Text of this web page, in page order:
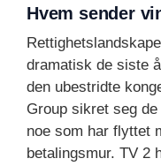
Hvem sender
dramatisk de siste
den ubestridte
Group sikret seg
noe som har flyttet
betalingsmur. TV 2